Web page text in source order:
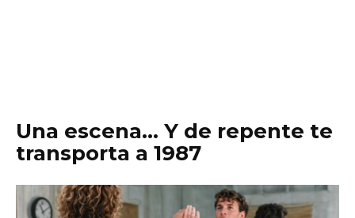
Una escena… Y de repente te
transporta a 1987